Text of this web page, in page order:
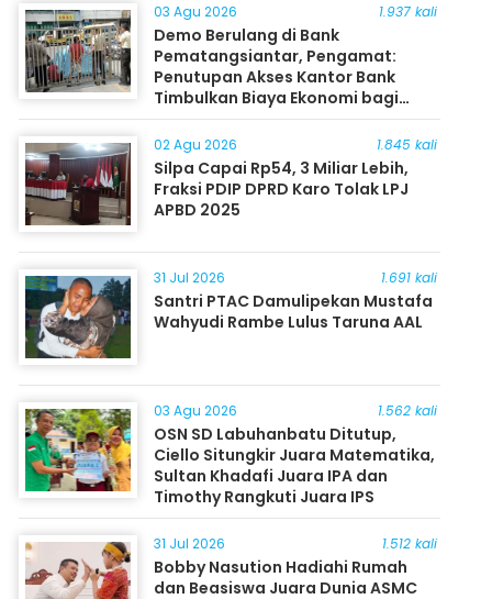
03 Agu 2026 1.937 kali
Demo Berulang di Bank
Pematangsiantar, Pengamat:
Penutupan Akses Kantor Bank
Timbulkan Biaya Ekonomi bagi
Masyarakat
02 Agu 2026 1.845 kali
Silpa Capai Rp54, 3 Miliar Lebih,
Fraksi PDIP DPRD Karo Tolak LPJ
APBD 2025
31 Jul 2026 1.691 kali
Santri PTAC Damulipekan Mustafa
Wahyudi Rambe Lulus Taruna AAL
03 Agu 2026 1.562 kali
OSN SD Labuhanbatu Ditutup,
Ciello Situngkir Juara Matematika,
Sultan Khadafi Juara IPA dan
Timothy Rangkuti Juara IPS
31 Jul 2026 1.512 kali
Bobby Nasution Hadiahi Rumah
dan Beasiswa Juara Dunia ASMC